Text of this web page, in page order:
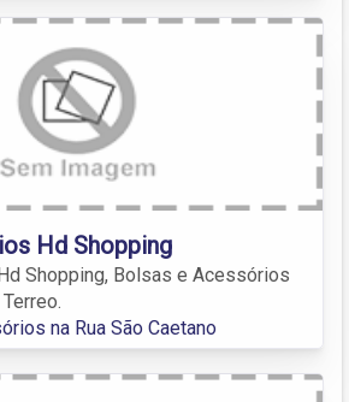
Hd Shopping
Shopping, Bolsas e Acessórios
na Rua São Caetano